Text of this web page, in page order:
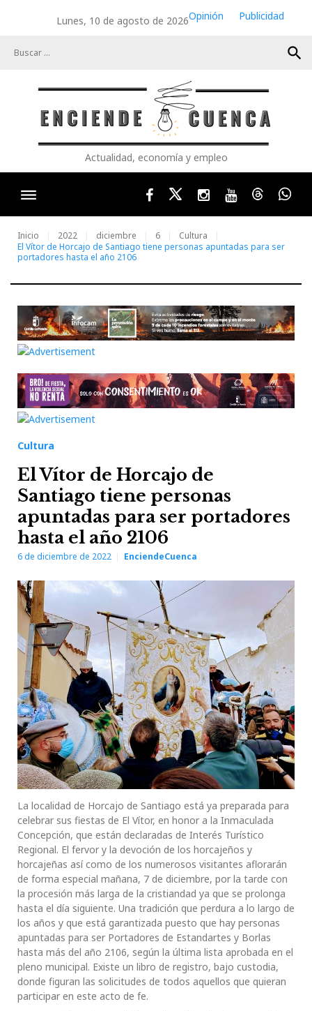
Lunes, 10 de agosto de 2026Opinión
Publicidad
search
Actualidad, economía y empleo
FacebookTwitterInstagram
YoutubeThreads
Inicio 2022 diciembre 6
Cultura
El Vítor de Horcajo de Santiago tiene personas apuntadas para ser
portadores hasta el año 2106
Cultura
El Vítor de Horcajo de
Santiago tiene personas
apuntadas para ser portadores
hasta el año 2106
6 de diciembre de 2022 EnciendeCuenca
La localidad de Horcajo de Santiago está ya preparada para
celebrar sus fiestas de El Vítor, en honor a la Inmaculada
Concepción, que están declaradas de Interés Turístico
Regional. El fervor y la devoción de los horcajeños y
horcajeñas así como de los numerosos visitantes aflorarán
de forma especial mañana, 7 de diciembre, por la tarde con
la procesión más larga de la cristiandad ya que se prolonga
hasta el día siguiente. Una tradición que perdura a lo largo de
los años y que está garantizada puesto que hay personas
apuntadas para ser Portadores de Estandartes y Borlas
hasta más del año 2106, según la última lista aprobada en el
pleno municipal. Existe un libro de registro, bajo custodia,
donde figuran las solicitudes de todos aquellos que quieran
participar en este acto de fe.